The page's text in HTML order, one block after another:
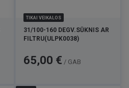
TIKAI VEIKALOS
31/100-160 DEGV.SŪKNIS AR
FILTRU(ULPK0038)
Cena
65,00 € / GAB